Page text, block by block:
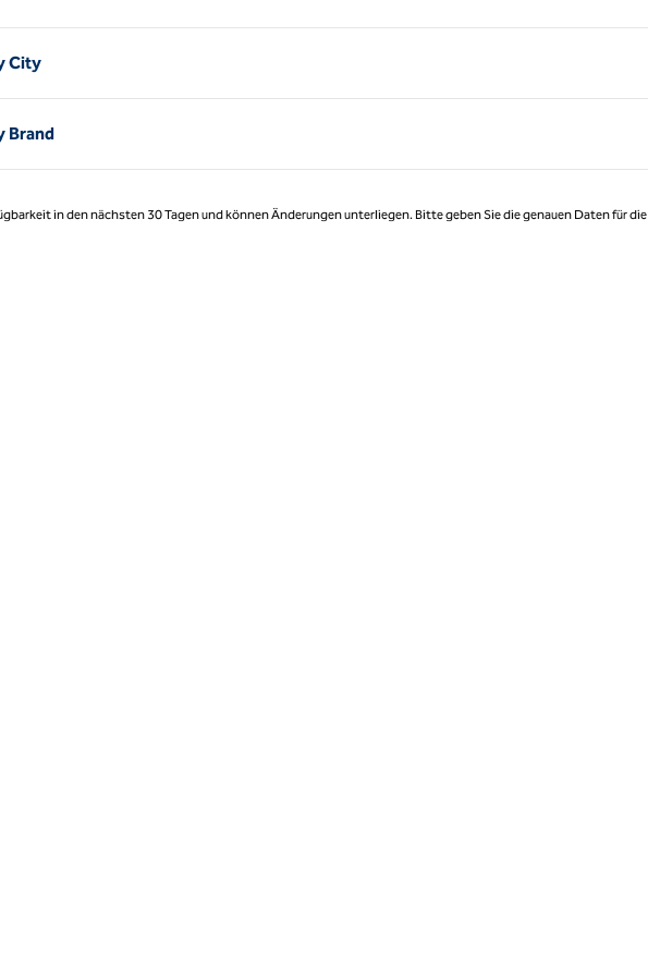
City
Brand
in den nächsten 30 Tagen und können Änderungen unterliegen. Bitte geben Sie die genauen Daten für die